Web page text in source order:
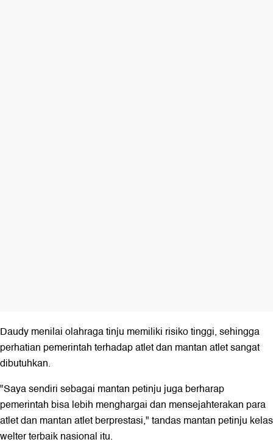
Daudy menilai olahraga tinju memiliki risiko tinggi, sehingga
perhatian pemerintah terhadap atlet dan mantan atlet sangat
dibutuhkan.
"Saya sendiri sebagai mantan petinju juga berharap
pemerintah bisa lebih menghargai dan mensejahterakan para
atlet dan mantan atlet berprestasi," tandas mantan petinju kelas
welter terbaik nasional itu.